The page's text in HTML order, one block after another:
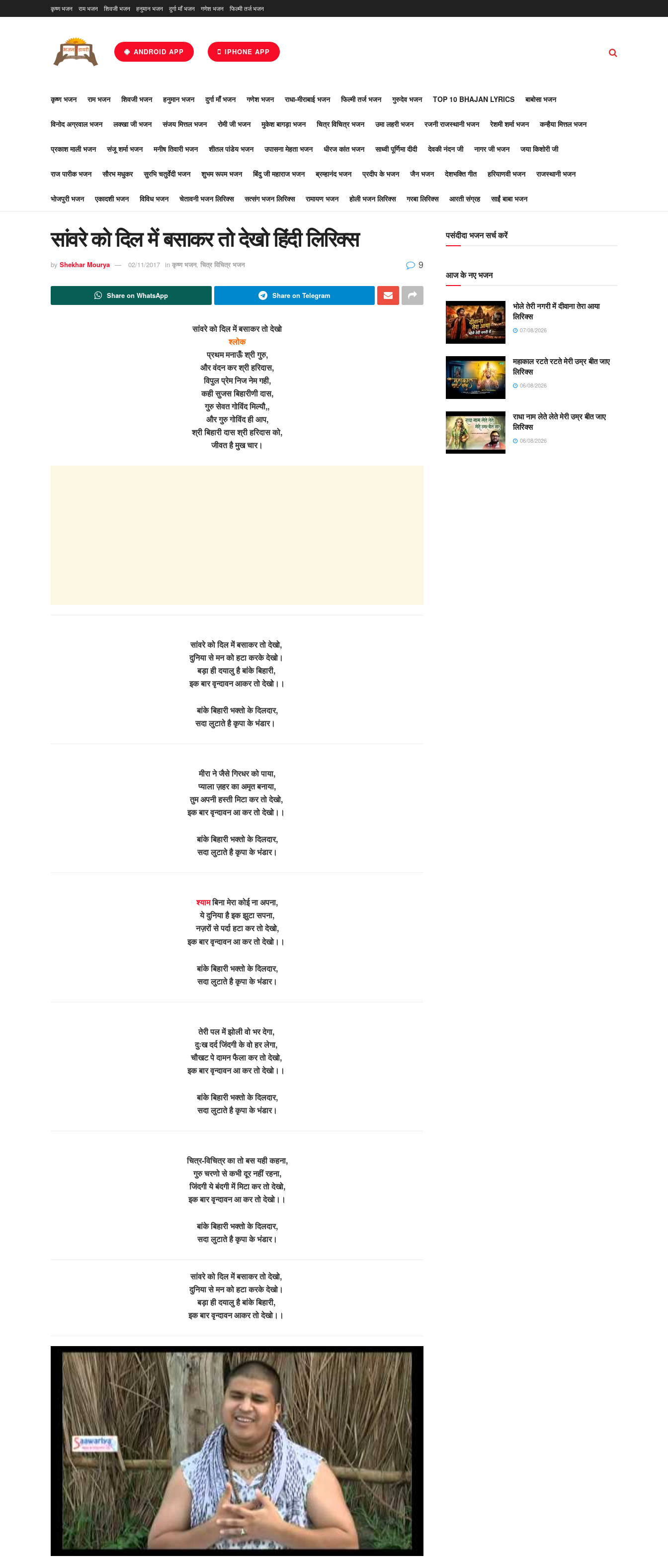
कृष्ण भजन राम भजन शिवजी भजन हनुमान भजन दुर्गा माँ भजन गणेश भजन फिल्मी तर्ज भजन
ANDROID APP IPHONE APP
कृष्ण भजन राम भजन शिवजी भजन हनुमान भजन दुर्गा माँ भजन गणेश भजन राधा-मीराबाई भजन फिल्मी तर्ज भजन गुरुदेव भजन TOP 10 BHAJAN LYRICS बाबोसा भजन
विनोद अग्रवाल भजन लक्खा जी भजन संजय मित्तल भजन रोमी जी भजन मुकेश बागड़ा भजन चित्र विचित्र भजन उमा लहरी भजन रजनी राजस्थानी भजन रेशमी शर्मा भजन कन्हैया मित्तल भजन
प्रकाश माली भजन संजू शर्मा भजन मनीष तिवारी भजन शीतल पांडेय भजन उपासना मेहता भजन धीरज कांत भजन साध्वी पूर्णिमा दीदी देवकी नंदन जी नागर जी भजन जया किशोरी जी
राज पारीक भजन सौरभ मधुकर सुरभि चतुर्वेदी भजन शुभम रूपम भजन बिंदु जी महाराज भजन ब्रम्हानंद भजन प्रदीप के भजन जैन भजन देशभक्ति गीत हरियाणवी भजन राजस्थानी भजन
भोजपुरी भजन एकादशी भजन विविध भजन चेतावनी भजन लिरिक्स सत्संग भजन लिरिक्स रामायण भजन होली भजन लिरिक्स गरबा लिरिक्स आरती संग्रह साईं बाबा भजन
सांवरे को दिल में बसाकर तो देखो हिंदी लिरिक्स
by Shekhar Mourya 02/11/2017 in कृष्ण भजन, चित्र विचित्र भजन 9
Share on WhatsApp Share on Telegram
सांवरे को दिल में बसाकर तो देखो
श्लोक
प्रथम मनाऊँ श्री गुरु,
और वंदन कर श्री हरिदास,
विपुल प्रेम निज नेम गही,
कही सुजस बिहारीणी दास,
गुरु सेवत गोविंद मिल्यौ,,
और गुरु गोविंद ही आप,
श्री बिहारी दास श्री हरिदास को,
जीवत है मुख चार।
सांवरे को दिल में बसाकर तो देखो,
दुनिया से मन को हटा करके देखो।
बड़ा ही दयालु है बांके बिहारी,
इक बार वृन्दावन आकर तो देखो।।
बांके बिहारी भक्तो के दिलदार,
सदा लुटाते है कृपा के भंडार।
मीरा ने जैसे गिरधर को पाया,
प्याला ज़हर का अमृत बनाया,
तुम अपनी हस्ती मिटा कर तो देखो,
इक बार वृन्दावन आ कर तो देखो।।
बांके बिहारी भक्तो के दिलदार,
सदा लुटाते है कृपा के भंडार।
श्यामबिना मेरा कोई ना अपना,
ये दुनिया है इक झुटा सपना,
नज़रों से पर्दा हटा कर तो देखो,
इक बार वृन्दावन आ कर तो देखो।।
बांके बिहारी भक्तो के दिलदार,
सदा लुटाते है कृपा के भंडार।
तेरी पल में झोली वो भर देगा,
दुःख दर्द जिंदगी के वो हर लेगा,
चौखट पे दामन फैला कर तो देखो,
इक बार वृन्दावन आ कर तो देखो।।
बांके बिहारी भक्तो के दिलदार,
सदा लुटाते है कृपा के भंडार।
चित्र-विचित्र का तो बस यही कहना,
गुरु चरणो से कभी दूर नहीं रहना,
जिंदगी ये बंदगी में मिटा कर तो देखो,
इक बार वृन्दावन आ कर तो देखो।।
बांके बिहारी भक्तो के दिलदार,
सदा लुटाते है कृपा के भंडार।
सांवरे को दिल में बसाकर तो देखो,
दुनिया से मन को हटा करके देखो।
बड़ा ही दयालु है बांके बिहारी,
इक बार वृन्दावन आकर तो देखो।।
पसंदीदा भजन सर्च करें
आज के नए भजन
भोले तेरी नगरी में दीवाना तेरा आया
लिरिक्स
07/08/2026
महाकाल रटते रटते मेरी उम्र बीत जाए
लिरिक्स
06/08/2026
राधा नाम लेते लेते मेरी उम्र बीत जाए
लिरिक्स
06/08/2026